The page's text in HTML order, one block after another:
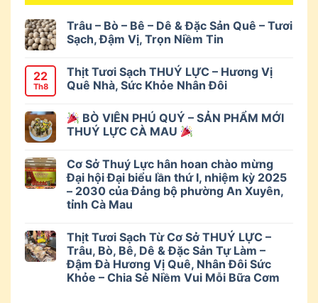
Trâu – Bò – Bê – Dê & Đặc Sản Quê – Tươi
Sạch, Đậm Vị, Trọn Niềm Tin
22
Th8
Thịt Tươi Sạch THUÝ LỰC – Hương Vị
Quê Nhà, Sức Khỏe Nhân Đôi
BÒ VIÊN PHÚ QUÝ – SẢN PHẨM MỚI
THUÝ LỰC CÀ MAU
Cơ Sở Thuý Lực hân hoan chào mừng
Đại hội Đại biểu lần thứ I, nhiệm kỳ 2025
– 2030 của Đảng bộ phường An Xuyên,
tỉnh Cà Mau
Thịt Tươi Sạch Từ Cơ Sở THUÝ LỰC –
Trâu, Bò, Bê, Dê & Đặc Sản Tự Làm –
Đậm Đà Hương Vị Quê, Nhân Đôi Sức
Khỏe – Chia Sẻ Niềm Vui Mỗi Bữa Cơm